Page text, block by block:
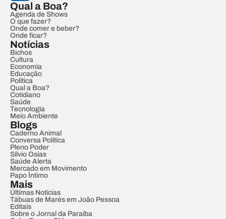
Qual a Boa?
Agenda de Shows
O que fazer?
Onde comer e beber?
Onde ficar?
Notícias
Bichos
Cultura
Economia
Educação
Política
Qual a Boa?
Cotidiano
Saúde
Tecnologia
Meio Ambiente
Blogs
Caderno Animal
Conversa Política
Pleno Poder
Sílvio Osias
Saúde Alerta
Mercado em Movimento
Papo Íntimo
Mais
Últimas Notícias
Tábuas de Marés em João Pessoa
Editais
Sobre o Jornal da Paraíba